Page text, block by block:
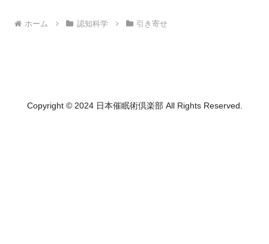
ホーム 認知科学 引き寄せ
Copyright © 2024 日本催眠術倶楽部 All Rights Reserved.